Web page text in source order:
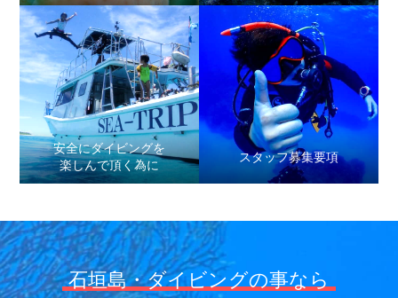
安全にダイビングを
楽しんで頂く為に
スタッフ募集要項
石垣島・ダイビングの事なら